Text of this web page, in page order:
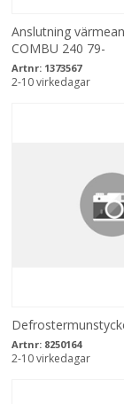
Anslutning
COMBU 240 79-
Artnr: 1373567
2-10 virkedagar
Artnr: 8250164
2-10 virkedagar